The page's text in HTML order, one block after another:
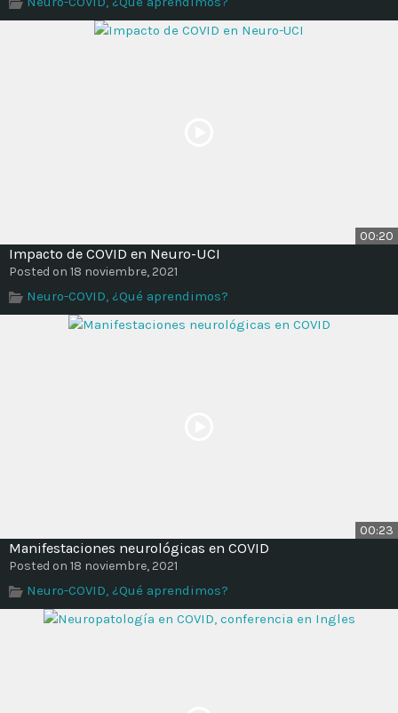
Time
00:20
Impacto de COVID en Neuro-UCI
Posted on 18 noviembre, 2021
Neuro-COVID, ¿Qué aprendimos?
00:23
Manifestaciones neurológicas en COVID
Posted on 18 noviembre, 2021
Neuro-COVID, ¿Qué aprendimos?